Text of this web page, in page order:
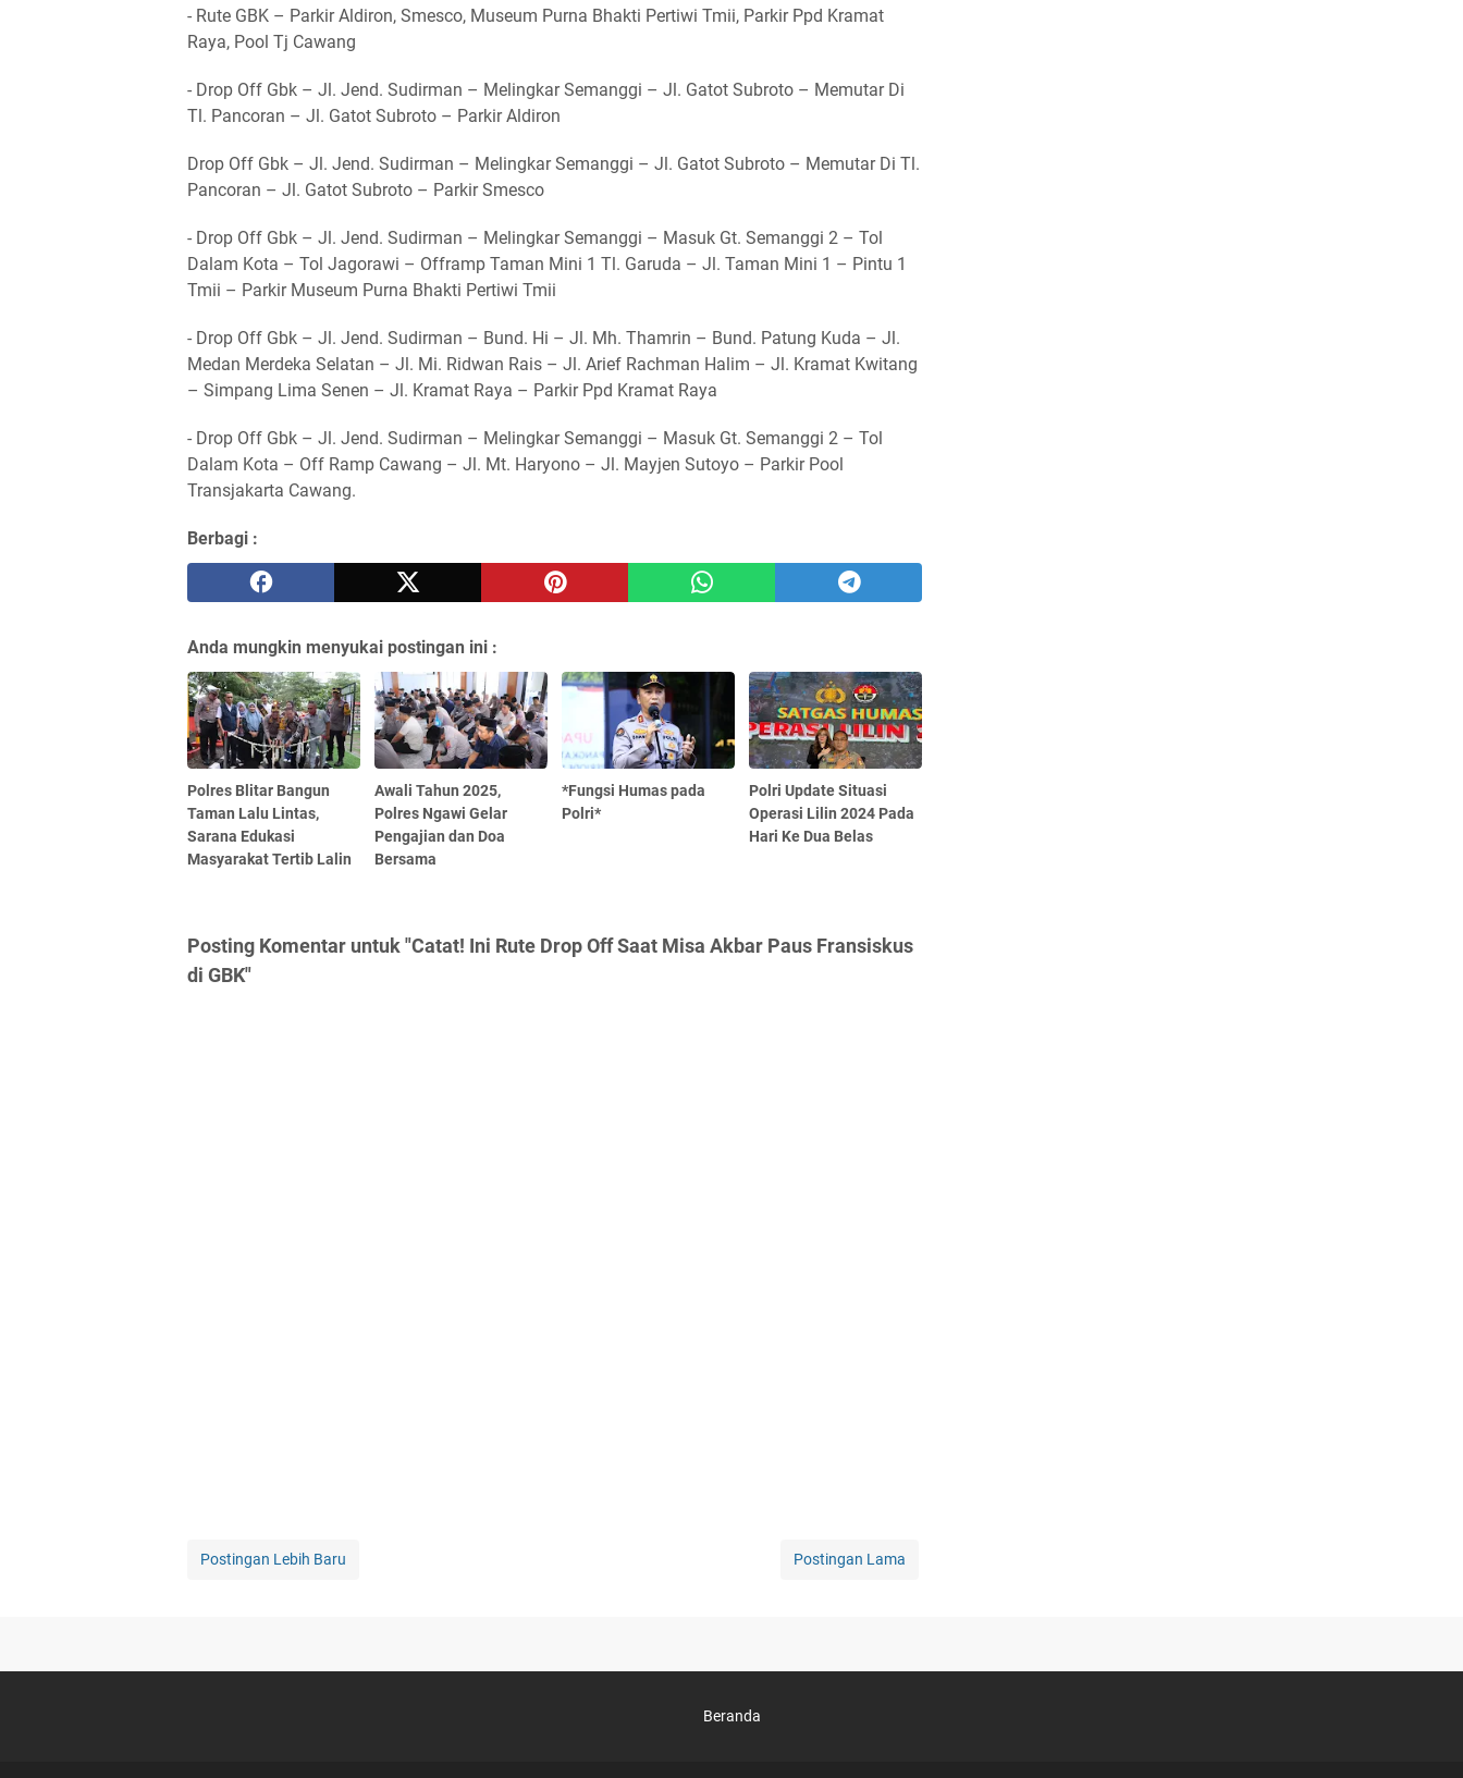
- Rute GBK – Parkir Aldiron, Smesco, Museum Purna Bhakti Pertiwi Tmii, Parkir Ppd Kramat
Raya, Pool Tj Cawang
- Drop Off Gbk – Jl. Jend. Sudirman – Melingkar Semanggi – Jl. Gatot Subroto – Memutar Di
Tl. Pancoran – Jl. Gatot Subroto – Parkir Aldiron
Drop Off Gbk – Jl. Jend. Sudirman – Melingkar Semanggi – Jl. Gatot Subroto – Memutar Di Tl.
Pancoran – Jl. Gatot Subroto – Parkir Smesco
- Drop Off Gbk – Jl. Jend. Sudirman – Melingkar Semanggi – Masuk Gt. Semanggi 2 – Tol
Dalam Kota – Tol Jagorawi – Offramp Taman Mini 1 Tl. Garuda – Jl. Taman Mini 1 – Pintu 1
Tmii – Parkir Museum Purna Bhakti Pertiwi Tmii
- Drop Off Gbk – Jl. Jend. Sudirman – Bund. Hi – Jl. Mh. Thamrin – Bund. Patung Kuda – Jl.
Medan Merdeka Selatan – Jl. Mi. Ridwan Rais – Jl. Arief Rachman Halim – Jl. Kramat Kwitang
– Simpang Lima Senen – Jl. Kramat Raya – Parkir Ppd Kramat Raya
- Drop Off Gbk – Jl. Jend. Sudirman – Melingkar Semanggi – Masuk Gt. Semanggi 2 – Tol
Dalam Kota – Off Ramp Cawang – Jl. Mt. Haryono – Jl. Mayjen Sutoyo – Parkir Pool
Transjakarta Cawang.
Berbagi :
Anda mungkin menyukai postingan ini :
Polres Blitar Bangun
Taman Lalu Lintas,
Sarana Edukasi
Masyarakat Tertib Lalin
Awali Tahun 2025,
Polres Ngawi Gelar
Pengajian dan Doa
Bersama
*Fungsi Humas pada
Polri*
Polri Update Situasi
Operasi Lilin 2024 Pada
Hari Ke Dua Belas
Posting Komentar untuk "Catat! Ini Rute Drop Off Saat Misa Akbar Paus Fransiskus
di GBK"
Postingan Lebih Baru Postingan Lama
Beranda